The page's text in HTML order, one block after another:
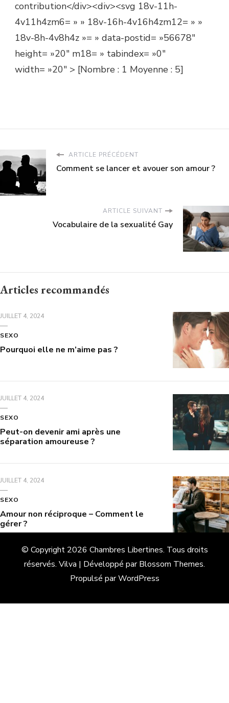
contribution</div><div><svg 18v-11h-
4v11h4zm6= » » 18v-16h-4v16h4zm12= » »
18v-8h-4v8h4z »= » data-postid= »56678″
height= »20″ m18= » tabindex= »0″
width= »20″ > [Nombre : 1 Moyenne : 5]
ARTICLE PRÉCÉDENT
Comment se lancer et avouer son amour ?
ARTICLE SUIVANT
Vocabulaire de la sexualité Gay
Articles recommandés
JUILLET 4, 2024
SEXO
Pourquoi elle ne m’aime pas ?
JUILLET 4, 2024
SEXO
Peut-on devenir ami après une
séparation amoureuse ?
JUILLET 4, 2024
SEXO
Amour non réciproque – Comment le
gérer ?
© Copyright 2026 Chambres Libertines. Tous droits
réservés. Vilva | Développé parBlossom Themes.
Propulsé parWordPress